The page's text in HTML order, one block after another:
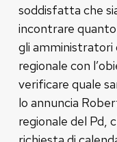
soddisfatta che
incontrare
gli amministratori
regionale con
verificare quale
lo annuncia
regionale del Pd,